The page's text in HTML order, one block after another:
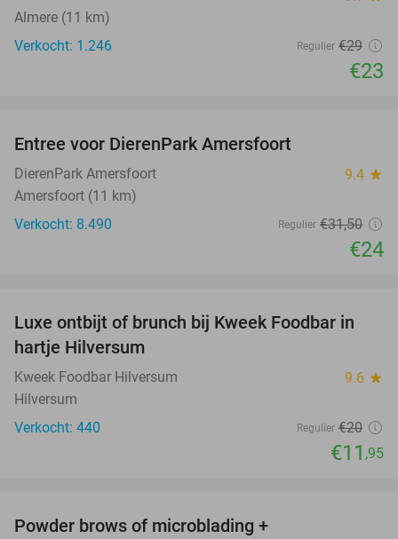
Almere (11 km)
Verkocht: 1.246
Regulier €29
€23
Entree voor DierenPark Amersfoort
DierenPark Amersfoort 9.4 star
Amersfoort (11 km)
Verkocht: 8.490
Regulier €31,50
€24
40%
Luxe ontbijt of brunch bij Kweek Foodbar in
hartje Hilversum
Kweek Foodbar Hilversum 9.6 star
Hilversum
Verkocht: 440
Regulier €20
€11 ,95
Powder brows of microblading +